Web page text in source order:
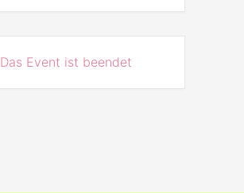
Das Event ist beendet